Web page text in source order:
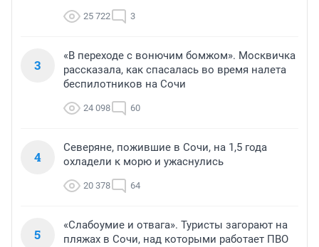
25 722 3
3
«В переходе с вонючим бомжом». Москвичка
рассказала, как спасалась во время налета
беспилотников на Сочи
24 098 60
4
Северяне, пожившие в Сочи, на 1,5 года
охладели к морю и ужаснулись
20 378 64
5
«Слабоумие и отвага». Туристы загорают на
пляжах в Сочи, над которыми работает ПВО